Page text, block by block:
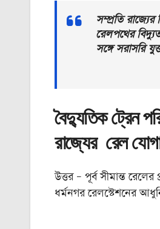
সম্প্রতি
রেলপথের
সঙ্গে সরাসরি
বৈদ্যুতিক ট্রেন
রাজ্যের রেল
উত্তর – পূর্ব সীমান্ত
ধর্মনগর রেলস্টেশনের